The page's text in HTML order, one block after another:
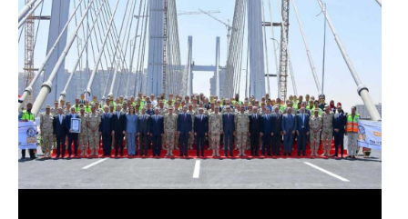
الرئيس عبد الفتاح السيسي يفتتح محور روض الفرج
وكوبري تحيا مصر